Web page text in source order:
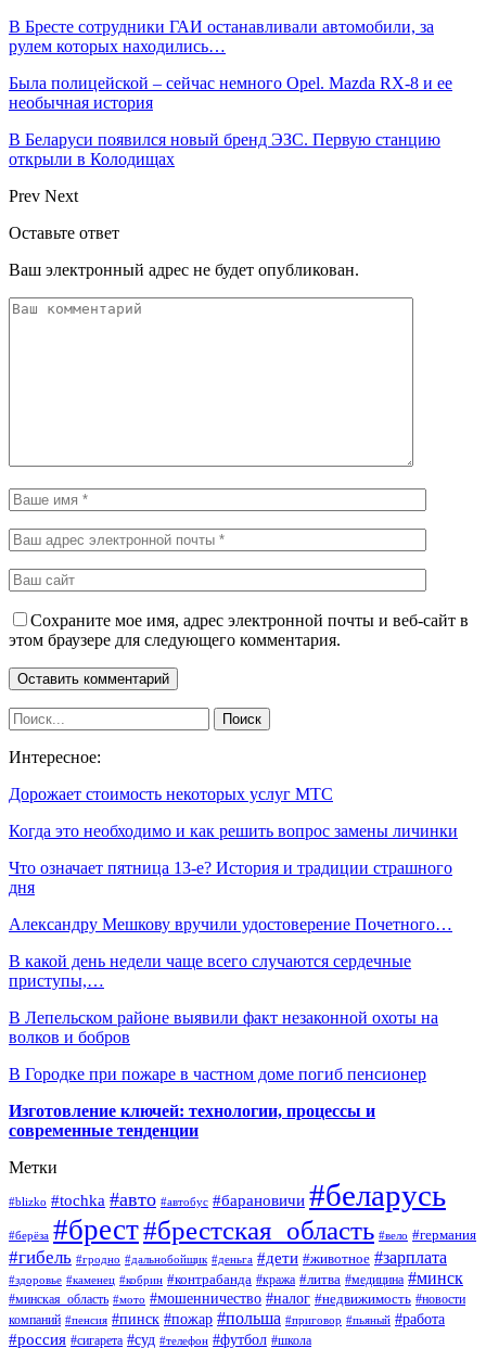
В Бресте сотрудники ГАИ останавливали автомобили, за
рулем которых находились…
Была полицейской – сейчас немного Opel. Mazda RX-8 и ее
необычная история
В Беларуси появился новый бренд ЭЗС. Первую станцию
открыли в Колодищах
Prev Next
Оставьте ответ
Ваш электронный адрес не будет опубликован.
Сохраните мое имя, адрес электронной почты и веб-сайт в
этом браузере для следующего комментария.
Интересное:
Дорожает стоимость некоторых услуг МТС
Когда это необходимо и как решить вопрос замены личинки
Что означает пятница 13-е? История и традиции страшного
дня
Александру Мешкову вручили удостоверение Почетного…
В какой день недели чаще всего случаются сердечные
приступы,…
В Лепельском районе выявили факт незаконной охоты на
волков и бобров
В Городке при пожаре в частном доме погиб пенсионер
Изготовление ключей: технологии, процессы и
современные тенденции
Метки
#blizko #tochka #авто #автобус #барановичи #беларусь
#берёза #брест#брестская_область #вело #германия
#гибель #гродно #дальнобойщик #деньга #дети #животное #зарплата
#здоровье #каменец #кобрин #контрабанда #кража #литва #медицина #минск
#минская_область #мото #мошенничество #налог #недвижимость #новости
компаний #пенсия #пинск #пожар #польша #приговор #пьяный #работа
#россия #сигарета #суд #телефон #футбол #школа